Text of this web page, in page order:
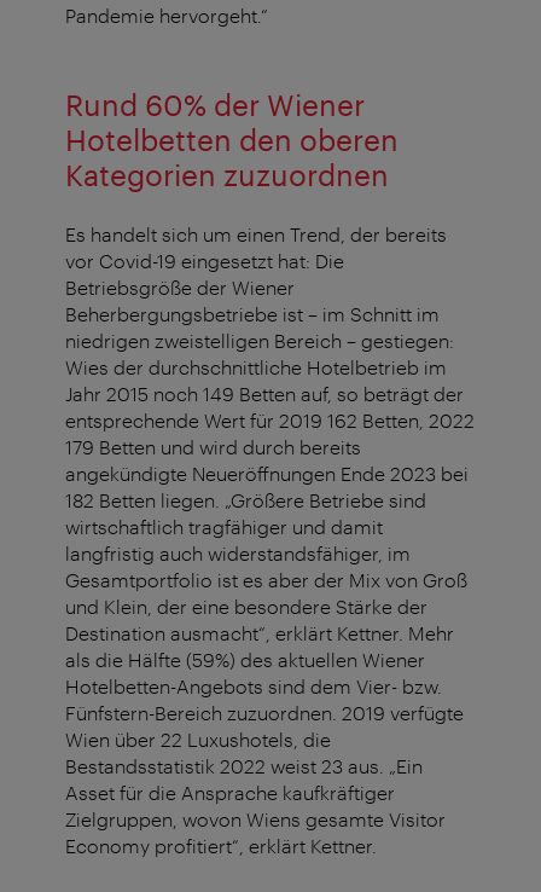
Pandemie hervorgeht.“
Rund 60% der Wiener
Hotelbetten den oberen
Kategorien zuzuordnen
Es handelt sich um einen Trend, der bereits
vor Covid-19 eingesetzt hat: Die
Betriebsgröße der Wiener
Beherbergungsbetriebe ist – im Schnitt im
niedrigen zweistelligen Bereich – gestiegen:
Wies der durchschnittliche Hotelbetrieb im
Jahr 2015 noch 149 Betten auf, so beträgt der
entsprechende Wert für 2019 162 Betten, 2022
179 Betten und wird durch bereits
angekündigte Neueröffnungen Ende 2023 bei
182 Betten liegen. „Größere Betriebe sind
wirtschaftlich tragfähiger und damit
langfristig auch widerstandsfähiger, im
Gesamtportfolio ist es aber der Mix von Groß
und Klein, der eine besondere Stärke der
Destination ausmacht“, erklärt Kettner. Mehr
als die Hälfte (59%) des aktuellen Wiener
Hotelbetten-Angebots sind dem Vier- bzw.
Fünfstern-Bereich zuzuordnen. 2019 verfügte
Wien über 22 Luxushotels, die
Bestandsstatistik 2022 weist 23 aus. „Ein
Asset für die Ansprache kaufkräftiger
Zielgruppen, wovon Wiens gesamte Visitor
Economy profitiert“, erklärt Kettner.